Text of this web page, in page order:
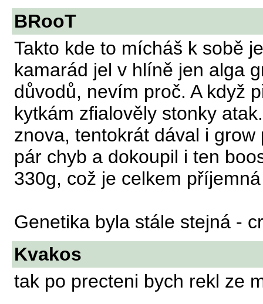
BRooT
Takto kde to mícháš k sobě
kamarád jel v hlíně jen alga
důvodů, nevím proč. A když
kytkám zfialověly stonky
znova, tentokrát dával i
pár chyb a dokoupil i ten
330g, což je celkem
Genetika byla stále stejná -
Kvakos
tak po precteni bych rekl ze